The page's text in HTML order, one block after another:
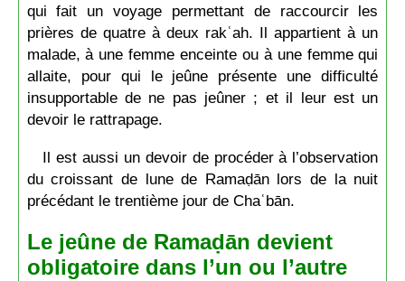
qui fait un voyage permettant de raccourcir les
prières de quatre à deux rakʿah. Il appartient à un
malade, à une femme enceinte ou à une femme qui
allaite, pour qui le jeûne présente une difficulté
insupportable de ne pas jeûner ; et il leur est un
devoir le rattrapage.
Il est aussi un devoir de procéder à l’observation
du croissant de lune de Ramaḍān lors de la nuit
précédant le trentième jour de Chaʿbān.
Le jeûne de Ramaḍān devient
obligatoire dans l’un ou l’autre